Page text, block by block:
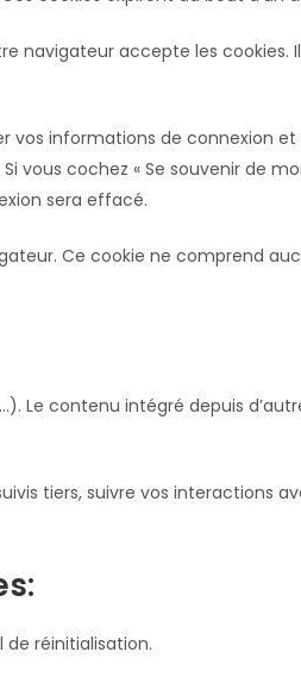
navigateur accepte les cookies.
informations de connexion et
vous cochez « Se souvenir de
sera effacé.
Ce cookie ne comprend
Le contenu intégré depuis
tiers, suivre vos interactions
de réinitialisation.